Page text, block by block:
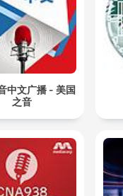
00:35:45 ·
riducendo il loro
Il mondo è fatto
di rimanere
00:46:43 · Una
attuale.
中文广播 - 美国
之音